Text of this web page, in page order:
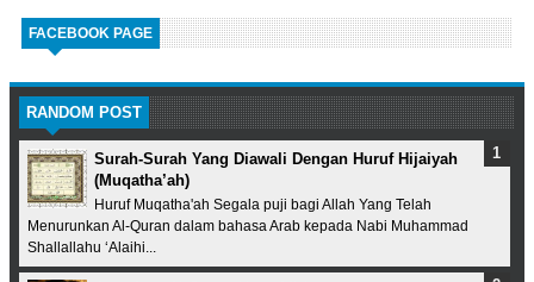
FACEBOOK PAGE
RANDOM POST
Surah-Surah Yang Diawali Dengan Huruf Hijaiyah
(Muqatha’ah)
Huruf Muqatha'ah Segala puji bagi Allah Yang Telah
Menurunkan Al-Quran dalam bahasa Arab kepada Nabi Muhammad
Shallallahu ‘Alaihi...